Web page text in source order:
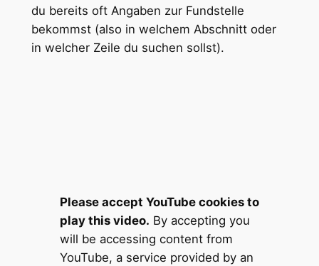
du bereits oft Angaben zur Fundstelle
bekommst (also in welchem Abschnitt oder
in welcher Zeile du suchen sollst).
Please accept YouTube cookies to
play this video. By accepting you
will be accessing content from
YouTube, a service provided by an